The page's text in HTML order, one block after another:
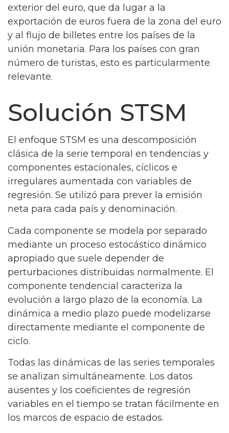
exterior del euro, que da lugar a la
exportación de euros fuera de la zona del euro
y al flujo de billetes entre los países de la
unión monetaria. Para los países con gran
número de turistas, esto es particularmente
relevante.
Solución STSM
El enfoque STSM es una descomposición
clásica de la serie temporal en tendencias y
componentes estacionales, cíclicos e
irregulares aumentada con variables de
regresión. Se utilizó para prever la emisión
neta para cada país y denominación.
Cada componente se modela por separado
mediante un proceso estocástico dinámico
apropiado que suele depender de
perturbaciones distribuidas normalmente. El
componente tendencial caracteriza la
evolución a largo plazo de la economía. La
dinámica a medio plazo puede modelizarse
directamente mediante el componente de
ciclo.
Todas las dinámicas de las series temporales
se analizan simultáneamente. Los datos
ausentes y los coeficientes de regresión
variables en el tiempo se tratan fácilmente en
los marcos de espacio de estados.